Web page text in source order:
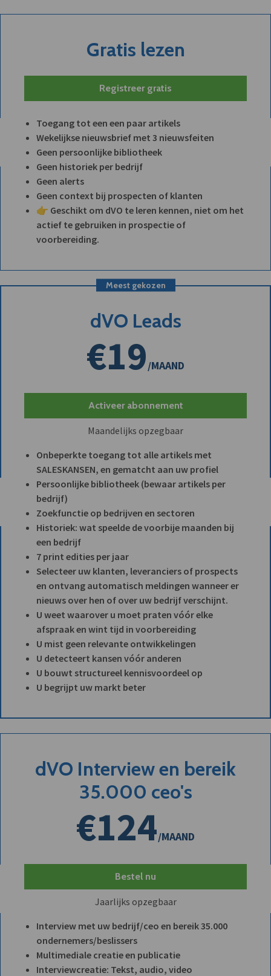
Gratis lezen
Registreer gratis
Toegang tot een een paar artikels
Wekelijkse nieuwsbrief met 3 nieuwsfeiten
Geen persoonlijke bibliotheek
Geen historiek per bedrijf
Geen alerts
Geen context bij prospecten of klanten
👉 Geschikt om dVO te leren kennen, niet om het
actief te gebruiken in prospectie of
voorbereiding.
Meest gekozen
dVO Leads
€19/MAAND
Activeer abonnement
Maandelijks opzegbaar
Onbeperkte toegang tot alle artikels met
SALESKANSEN, en gematcht aan uw profiel
Persoonlijke bibliotheek (bewaar artikels per
bedrijf)
Zoekfunctie op bedrijven en sectoren
Historiek: wat speelde de voorbije maanden bij
een bedrijf
7 print edities per jaar
Selecteer uw klanten, leveranciers of prospects
en ontvang automatisch meldingen wanneer er
nieuws over hen of over uw bedrijf verschijnt.
U weet waarover u moet praten vóór elke
afspraak en wint tijd in voorbereiding
U mist geen relevante ontwikkelingen
U detecteert kansen vóór anderen
U bouwt structureel kennisvoordeel op
U begrijpt uw markt beter
dVO Interview en bereik
35.000 ceo's
€124/MAAND
Bestel nu
Jaarlijks opzegbaar
Interview met uw bedrijf/ceo en bereik 35.000
ondernemers/beslissers
Multimediale creatie en publicatie
Interviewcreatie: Tekst, audio, video